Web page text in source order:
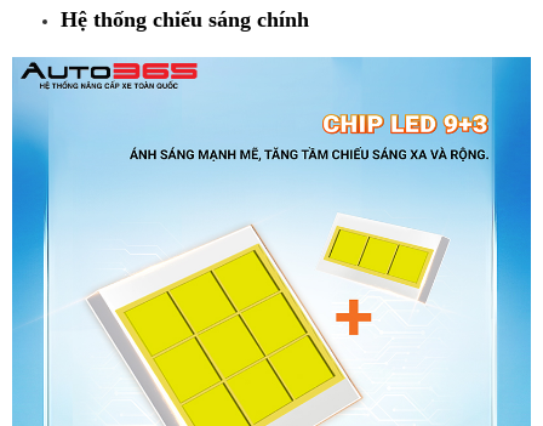
Hệ thống chiếu sáng chính